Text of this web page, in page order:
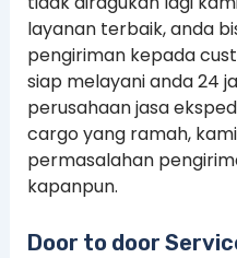
layanan terbaik, anda
pengiriman kepada
siap melayani anda 24
perusahaan jasa
cargo yang ramah,
permasalahan
kapanpun.
Door to door